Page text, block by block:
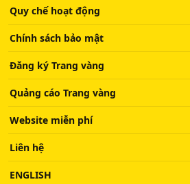
Quy chế hoạt động
Chính sách bảo mật
Đăng ký Trang vàng
Quảng cáo Trang vàng
Website miễn phí
Liên hệ
ENGLISH